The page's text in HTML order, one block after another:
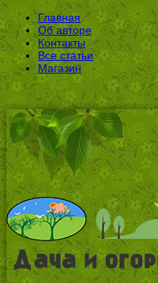
Главная
Об авторе
Контакты
Все статьи
Магазин